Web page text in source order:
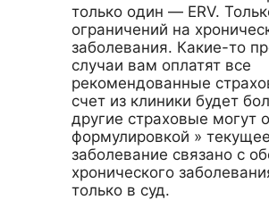
только один — ERV.
ограничений на
заболевания. Какие-то
случаи вам оплатят все
рекомендованные
счет из клиники будет
другие страховые могут
формулировкой » текущее
заболевание связано с
хронического
только в суд.